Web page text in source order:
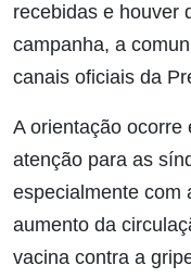
recebidas e houver
campanha, a
canais oficiais da
A orientação ocorre
atenção para as
especialmente com
aumento da
vacina contra a